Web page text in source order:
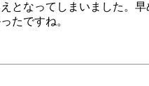
となってしまいました。
たですね。